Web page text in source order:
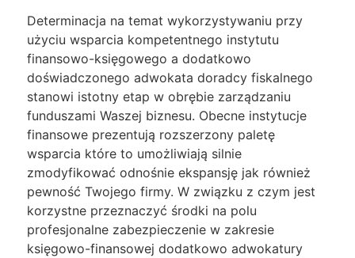
Determinacja na temat wykorzystywaniu przy
użyciu wsparcia kompetentnego instytutu
finansowo-księgowego a dodatkowo
doświadczonego adwokata doradcy fiskalnego
stanowi istotny etap w obrębie zarządzaniu
funduszami Waszej biznesu. Obecne instytucje
finansowe prezentują rozszerzony paletę
wsparcia które to umożliwiają silnie
zmodyfikować odnośnie ekspansję jak również
pewność Twojego firmy. W związku z czym jest
korzystne przeznaczyć środki na polu
profesjonalne zabezpieczenie w zakresie
księgowo-finansowej dodatkowo adwokatury